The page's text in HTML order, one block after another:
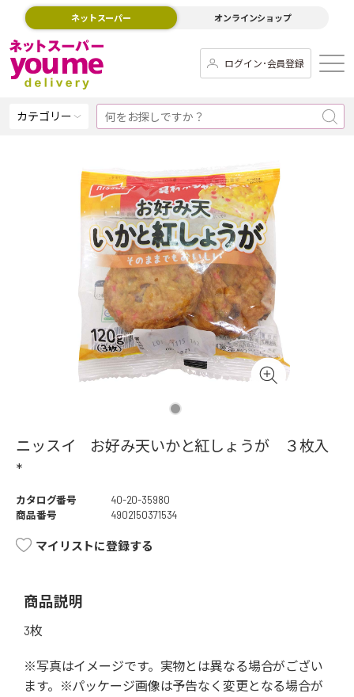
ネットスーパー オンラインショップ
ログイン･会員登録
カテゴリー
ニッスイ お好み天いかと紅しょうが ３枚入
*
カタログ番号
40-20-35980
商品番号
4902150371534
マイリストに登録する
商品説明
3枚
※写真はイメージです。実物とは異なる場合がござい
ます。※パッケージ画像は予告なく変更となる場合が